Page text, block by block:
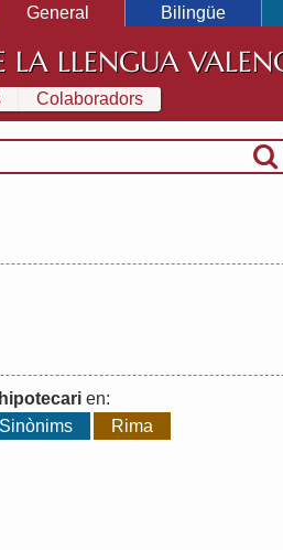
General Bilingüe
LA LLENGUA
Colaboradors
hipotecari en:
Sinònims Rima